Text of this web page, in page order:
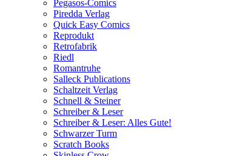
Pegasos-Comics
Piredda Verlag
Quick Easy Comics
Reprodukt
Retrofabrik
Riedl
Romantruhe
Salleck Publications
Schaltzeit Verlag
Schnell & Steiner
Schreiber & Leser
Schreiber & Leser: Alles Gute!
Schwarzer Turm
Scratch Books